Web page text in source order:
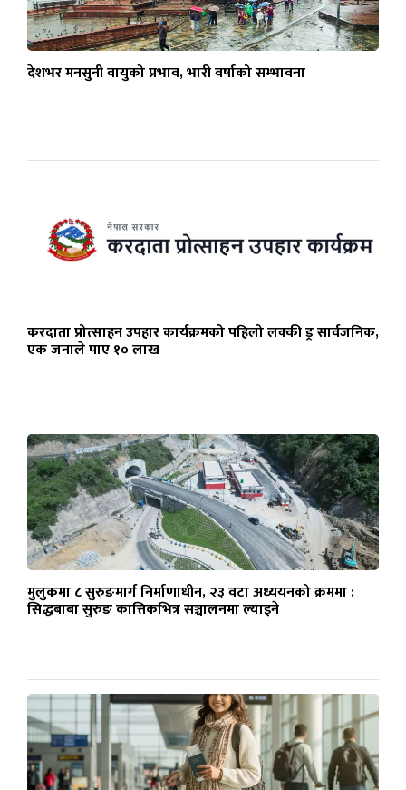
देशभर मनसुनी वायुको प्रभाव, भारी वर्षाको सम्भावना
करदाता प्रोत्साहन उपहार कार्यक्रमको पहिलो लक्की ड्र सार्वजनिक,
एक जनाले पाए १० लाख
मुलुकमा ८ सुरुङमार्ग निर्माणाधीन, २३ वटा अध्ययनको क्रममा :
सिद्धबाबा सुरुङ कात्तिकभित्र सञ्चालनमा ल्याइने